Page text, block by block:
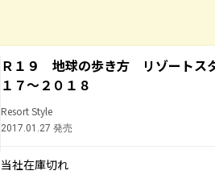
Ｒ１９ 地球の歩き方 リゾートス
１７～２０１８
Resort Style
2017.01.27 発売
当社在庫切れ